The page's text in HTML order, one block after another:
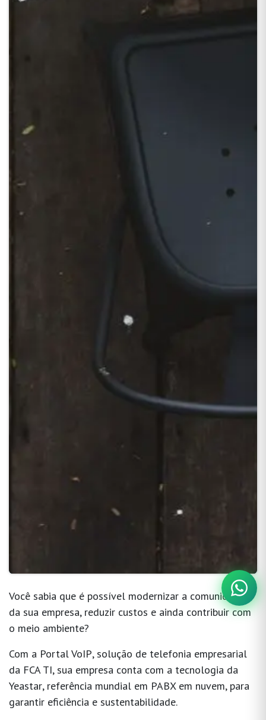
Você sabia que é possível modernizar a comunicação
da sua empresa, reduzir custos e ainda contribuir com
o meio ambiente?
Com a Portal VoIP, solução de telefonia empresarial
da FCA TI, sua empresa conta com a tecnologia da
Yeastar, referência mundial em PABX em nuvem, para
garantir eficiência e sustentabilidade.